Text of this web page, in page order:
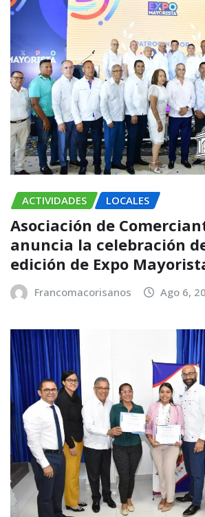
ACTIVIDADES LOCALES
Asociación de
anuncia la celebración
edición de Expo
Francomacorisanos Ago 6,